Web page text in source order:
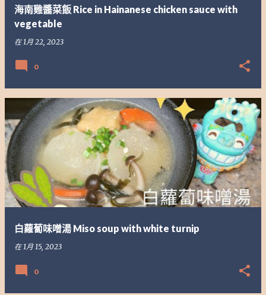
海南雞醬菜飯 Rice in Hainanese chicken sauce with
vegetable
在1月 22, 2023
0
白蘿蔔味噌湯 Miso soup with white turnip
在1月 15, 2023
0